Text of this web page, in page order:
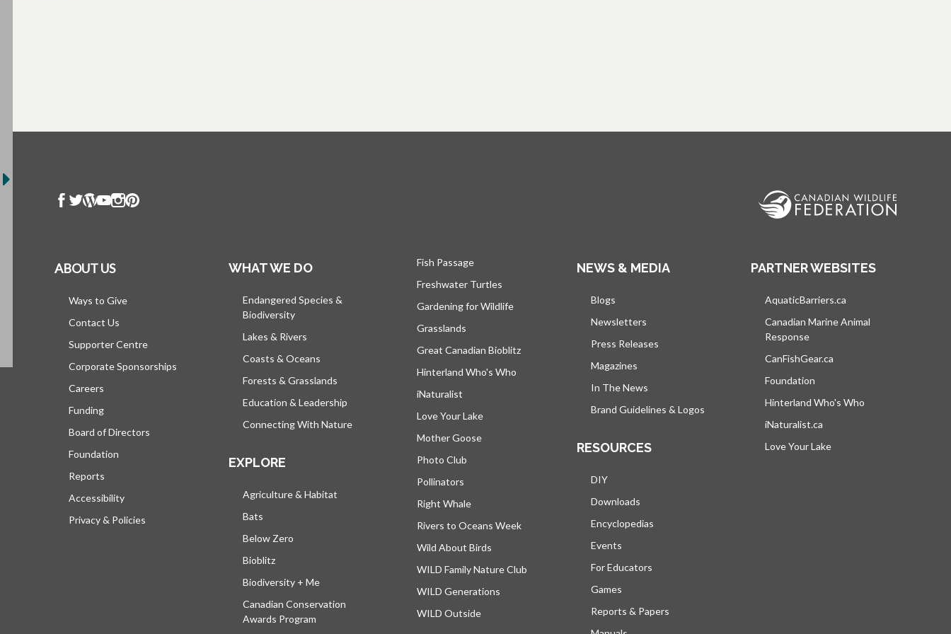
ABOUT US
Ways to Give
Contact Us
Supporter Centre
Corporate Sponsorships
Careers
Funding
Board of Directors
Foundation
Reports
Accessibility
Privacy & Policies
WHAT WE DO
Endangered Species &
Biodiversity
Lakes & Rivers
Coasts & Oceans
Forests & Grasslands
Education & Leadership
Connecting With Nature
EXPLORE
Agriculture & Habitat
Bats
Below Zero
Bioblitz
Biodiversity + Me
Canadian Conservation
Awards Program
Fish Passage
Freshwater Turtles
Gardening for Wildlife
Grasslands
Great Canadian Bioblitz
Hinterland Who's Who
iNaturalist
Love Your Lake
Mother Goose
Photo Club
Pollinators
Right Whale
Rivers to Oceans Week
Wild About Birds
WILD Family Nature Club
WILD Generations
WILD Outside
NEWS & MEDIA
Blogs
Newsletters
Press Releases
Magazines
In The News
Brand Guidelines & Logos
RESOURCES
DIY
Downloads
Encyclopedias
Events
For Educators
Games
Reports & Papers
PARTNER WEBSITES
AquaticBarriers.ca
Canadian Marine Animal
Response
CanFishGear.ca
Foundation
Hinterland Who's Who
iNaturalist.ca
Love Your Lake